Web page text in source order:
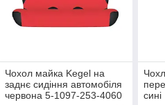
Чохол майка Kegel на
заднє сидіння автомобіля
червона 5-1097-253-4060